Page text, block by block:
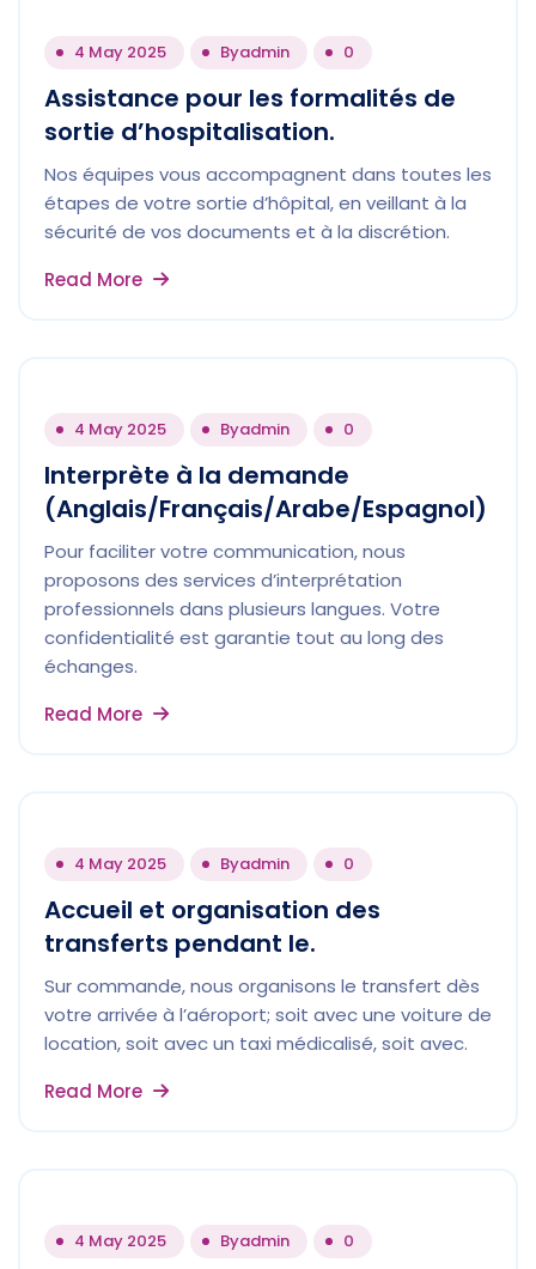
4 May 2025 Byadmin 0
Assistance pour les formalités de
sortie d’hospitalisation.
Nos équipes vous accompagnent dans toutes les
étapes de votre sortie d’hôpital, en veillant à la
sécurité de vos documents et à la discrétion.
Read More
4 May 2025 Byadmin 0
Interprète à la demande
(Anglais/Français/Arabe/Espagnol)
Pour faciliter votre communication, nous
proposons des services d’interprétation
professionnels dans plusieurs langues. Votre
confidentialité est garantie tout au long des
échanges.
Read More
4 May 2025 Byadmin 0
Accueil et organisation des
transferts pendant le.
Sur commande, nous organisons le transfert dès
votre arrivée à l’aéroport; soit avec une voiture de
location, soit avec un taxi médicalisé, soit avec.
Read More
4 May 2025 Byadmin 0